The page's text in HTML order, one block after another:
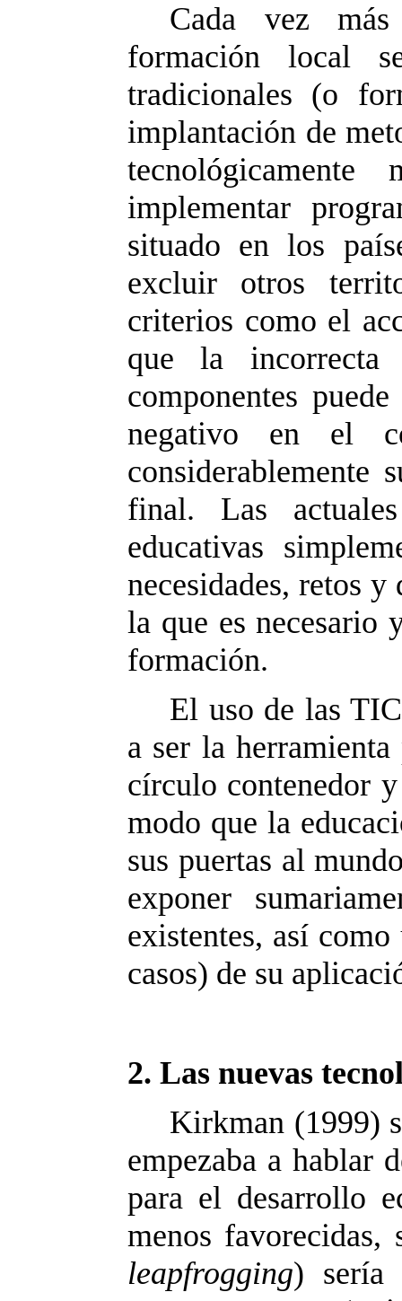
Cada vez
formación local
tradicionales (o
implantación de
implementar
situado en los
excluir otros
criterios como el
que la
componentes
negativo en el
considerablemente
final. Las
educativas
necesidades, retos
la que es necesario
formación.
El uso de las
a ser la
círculo contenedor
modo que la
sus puertas al
exponer
existentes, así
casos) de su
2. Las nuevas
Kirkman (1999)
empezaba a hablar
para el desarrollo
menos favorecidas,
leapfrogging) sería